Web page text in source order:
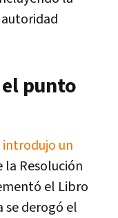
punto
introdujo un
la Resolución
el Libro
se derogó el